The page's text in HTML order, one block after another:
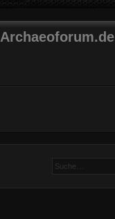
Archaeoforum.de